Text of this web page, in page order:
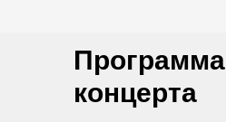
Программа
концерта